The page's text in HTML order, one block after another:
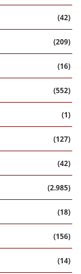
(42)
(209)
(16)
(552)
(1)
(127)
(42)
(2.985)
(18)
(156)
(14)